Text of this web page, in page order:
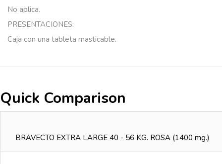
No aplica.
PRESENTACIONES:
Caja con una tableta masticable.
Quick Comparison
BRAVECTO EXTRA LARGE 40 - 56 KG. ROSA (1400 mg.)